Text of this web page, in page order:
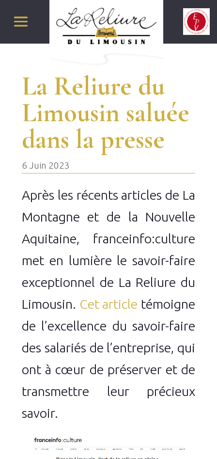
La Reliure du
Limousin saluée
dans la presse
6 Juin 2023
Après les récents articles de La
Montagne et de la Nouvelle
Aquitaine, franceinfo:culture
met en lumière le savoir-faire
exceptionnel de La Reliure du
Limousin. Cet article témoigne
de l’excellence du savoir-faire
des salariés de l’entreprise, qui
ont à cœur de préserver et de
transmettre leur précieux
savoir.